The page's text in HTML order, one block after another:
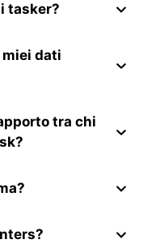
tasker?
dati
tra chi